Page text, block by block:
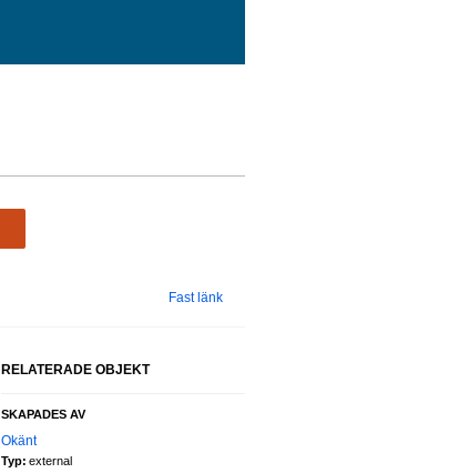
Fast länk
RELATERADE OBJEKT
SKAPADES AV
Okänt
Typ: external